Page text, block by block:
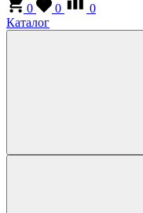
0
0
0
Каталог